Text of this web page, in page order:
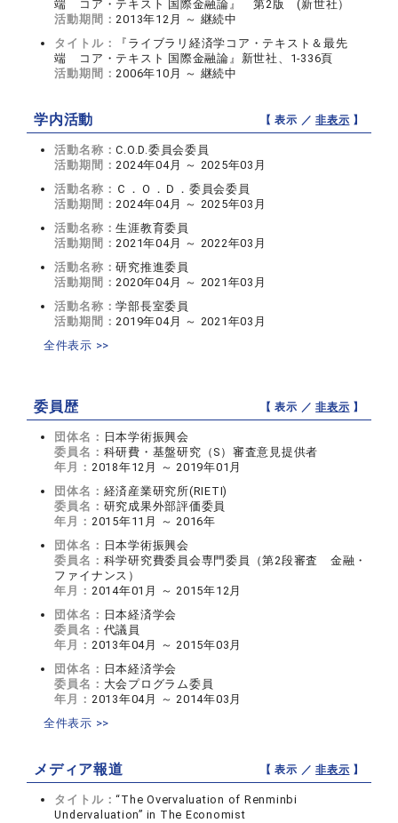
端 コア・テキスト 国際金融論』 第2版 (新世社）
活動期間：2013年12月 ～ 継続中
タイトル：
『ライブラリ経済学コア・テキスト＆最先
端 コア・テキスト 国際金融論』新世社、1-336頁
活動期間：2006年10月 ～ 継続中
学内活動 【 表示 ／非表示 】
活動名称：C.O.D.委員会委員
活動期間：2024年04月 ～ 2025年03月
活動名称： Ｃ．Ｏ．Ｄ．委員会委員
活動期間：2024年04月 ～ 2025年03月
活動名称：生涯教育委員
活動期間：2021年04月 ～ 2022年03月
活動名称：研究推進委員
活動期間：2020年04月 ～ 2021年03月
活動名称：学部長室委員
活動期間：2019年04月 ～ 2021年03月
全件表示 >>
委員歴 【 表示 ／非表示 】
団体名： 日本学術振興会
委員名： 科研費・基盤研究（S）審査意見提供者
年月： 2018年12月 ～ 2019年01月
団体名： 経済産業研究所(RIETI)
委員名： 研究成果外部評価委員
年月： 2015年11月 ～ 2016年
団体名： 日本学術振興会
委員名： 科学研究費委員会専門委員（第2段審査 金融・
ファイナンス）
年月： 2014年01月 ～ 2015年12月
団体名： 日本経済学会
委員名： 代議員
年月： 2013年04月 ～ 2015年03月
団体名： 日本経済学会
委員名： 大会プログラム委員
年月： 2013年04月 ～ 2014年03月
全件表示 >>
メディア報道 【 表示 ／非表示 】
タイトル：“The Overvaluation of Renminbi
Undervaluation” in The Economist